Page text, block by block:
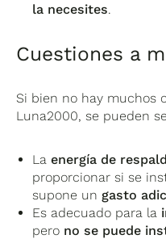
la necesites.
Cuestiones a
Si bien no hay muchos
Luna2000, se pueden
Laenergía de
proporcionar si se
supone un gasto
Es adecuado para la
pero no se puede